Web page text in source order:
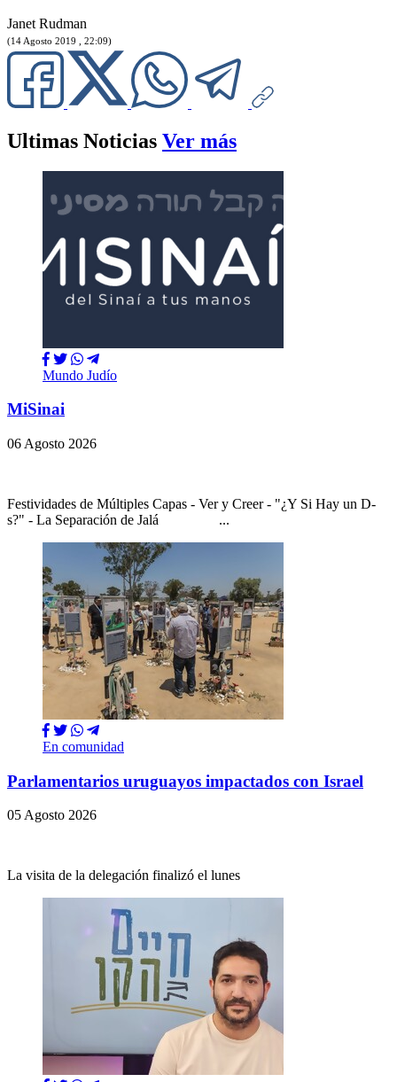
Janet Rudman
(14 Agosto 2019 , 22:09)
Ultimas Noticias Ver más
Mundo Judío
MiSinai
06 Agosto 2026
Festividades de Múltiples Capas - Ver y Creer - "¿Y Si Hay un D-
s?" - La Separación de Jalá ...
En comunidad
Parlamentarios uruguayos impactados con Israel
05 Agosto 2026
La visita de la delegación finalizó el lunes